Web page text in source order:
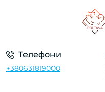
Телефони
+380631819000